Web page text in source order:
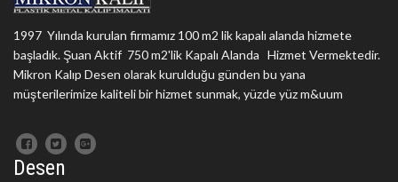
1997 Yılında kurulan firmamız 100 m2 lik kapalı alanda hizmete
başladık. Şuan Aktif 750 m2'lik Kapalı Alanda Hizmet Vermektedir.
Mikron Kalıp Desen olarak kurulduğu günden bu yana
müşterilerimize kaliteli bir hizmet sunmak, yüzde yüz m&uum
Desen